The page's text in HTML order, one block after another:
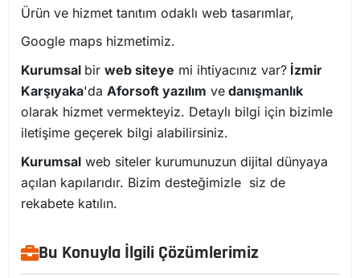
Ürün ve hizmet tanıtım odaklı web tasarımlar,
Google maps hizmetimiz.
Kurumsal bir web siteye mi ihtiyacınız var? İzmir
Karşıyaka'da Aforsoft yazılım ve danışmanlık
olarak hizmet vermekteyiz. Detaylı bilgi için bizimle
iletişime geçerek bilgi alabilirsiniz.
Kurumsal web siteler kurumunuzun dijital dünyaya
açılan kapılarıdır. Bizim desteğimizle siz de
rekabete katılın.
Bu Konuyla İlgili Çözümlerimiz